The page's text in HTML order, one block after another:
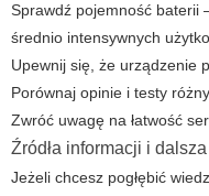
Sprawdź pojemność
średnio intensywnych
Upewnij się, że urządzenie
Porównaj opinie i testy
Zwróć uwagę na łatwość
Źródła informacji i
Jeżeli chcesz pogłębić